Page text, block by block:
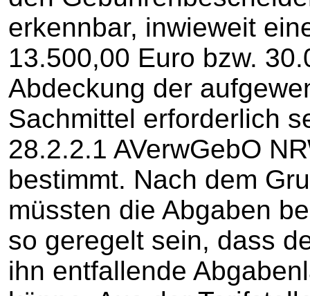
erkennbar, inwieweit
13.500,00 Euro bzw.
Abdeckung der
Sachmittel erforderlich
28.2.2.1 AVerwGebO
bestimmt. Nach dem
müssten die Abgaben
so geregelt sein, dass
ihn entfallende